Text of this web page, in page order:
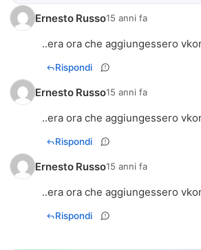
Ernesto Russo15 anni fa
..era ora che aggiungessero
Rispondi
Ernesto Russo15 anni fa
..era ora che aggiungessero
Rispondi
Ernesto Russo15 anni fa
..era ora che aggiungessero
Rispondi